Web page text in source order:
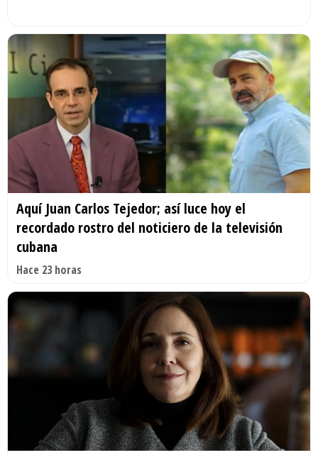
Aquí Juan Carlos Tejedor; así luce hoy el
recordado rostro del noticiero de la televisión
cubana
Hace 23 horas